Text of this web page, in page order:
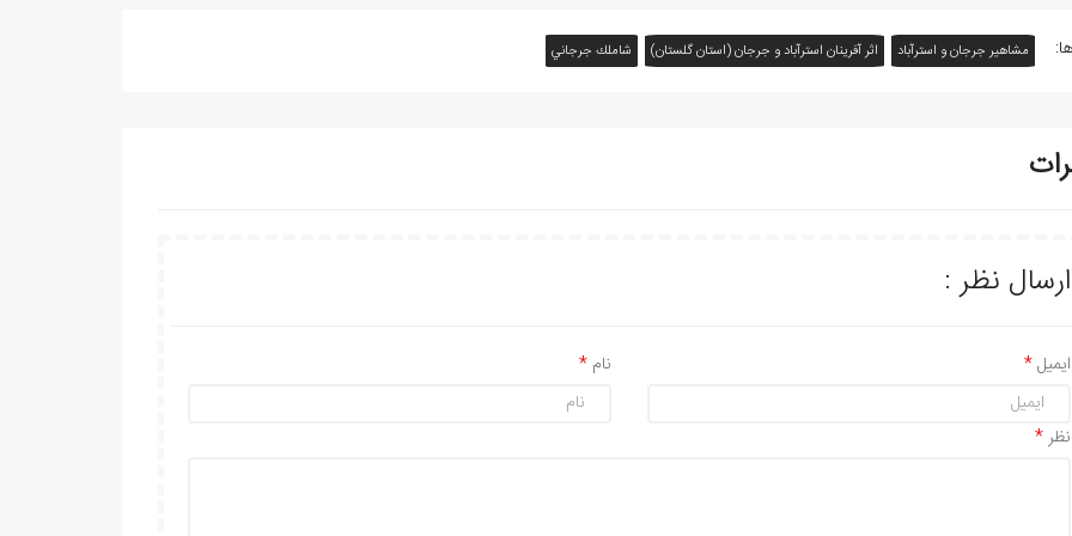
مشاهیر جرجان و استرآباد اثر آفرينان استرآباد و جرجان (استان گلستان) شاملك جرجاني
ارسال نظر :
نام ایمیل
نظر